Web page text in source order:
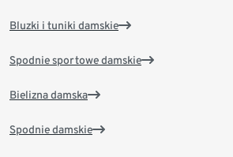
Bluzki i tuniki damskie
Spodnie sportowe damskie
Bielizna damska
Spodnie damskie